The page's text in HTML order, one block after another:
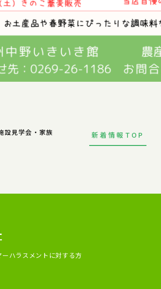
設見学会・家族
新着情報TOP
ーハラスメントに対する方